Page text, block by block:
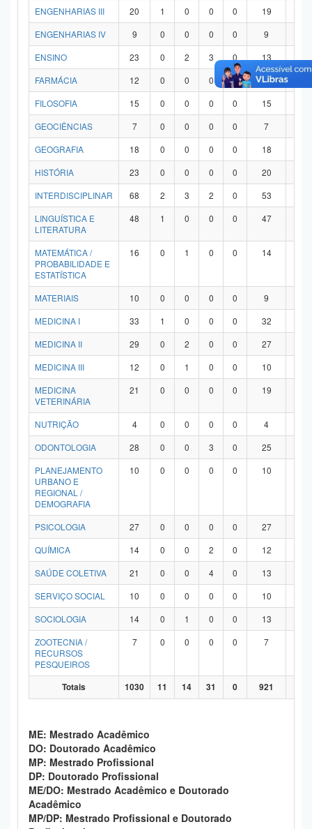
ENGENHARIAS III
20 1 0 0 0 19
ENGENHARIAS IV
9 0 0 0 0 9
ENSINO
23 0 2 3 0 13
FARMÁCIA
12 0 0 0 0 12
FILOSOFIA
15 0 0 0 0 15
GEOCIÊNCIAS
7 0 0 0 0 7
GEOGRAFIA
18 0 0 0 0 18
HISTÓRIA
23 0 0 0 0 20
INTERDISCIPLINAR
68 2 3 2 0 53
LINGUÍSTICA E
LITERATURA
48 1 0 0 0 47
MATEMÁTICA /
PROBABILIDADE E
ESTATÍSTICA
16 0 1 0 0 14
MATERIAIS 10 0 0 0 0 9
MEDICINA I
33 1 0 0 0 32
MEDICINA II
29 0 2 0 0 27
MEDICINA III
12 0 1 0 0 10
MEDICINA
VETERINÁRIA
21 0 0 0 0 19
NUTRIÇÃO 4 0 0 0 0 4
ODONTOLOGIA
28 0 0 3 0 25
PLANEJAMENTO
URBANO E
REGIONAL /
DEMOGRAFIA
10 0 0 0 0 10
PSICOLOGIA 27 0 0 0 0 27
QUÍMICA
14 0 0 2 0 12
SAÚDE COLETIVA
21 0 0 4 0 13
SERVIÇO SOCIAL
10 0 0 0 0 10
SOCIOLOGIA
14 0 1 0 0 13
ZOOTECNIA /
RECURSOS
PESQUEIROS
7 0 0 0 0 7
Totais 1030 11 14 31 0 921
ME: Mestrado Acadêmico
DO: Doutorado Acadêmico
MP: Mestrado Profissional
DP: Doutorado Profissional
ME/DO: Mestrado Acadêmico e Doutorado
Acadêmico
MP/DP: Mestrado Profissional e Doutorado